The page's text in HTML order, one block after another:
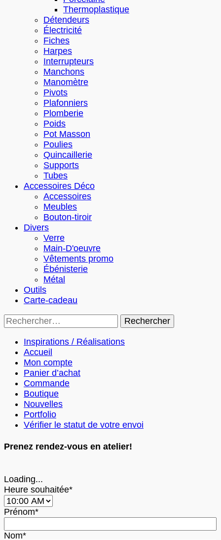
Thermoplastique
Détendeurs
Électricité
Fiches
Harpes
Interrupteurs
Manchons
Manomètre
Pivots
Plafonniers
Plomberie
Poids
Pot Masson
Poulies
Quincaillerie
Supports
Tubes
Accessoires Déco
Accessoires
Meubles
Bouton-tiroir
Divers
Verre
Main-D'oeuvre
Vêtements promo
Ébénisterie
Métal
Outils
Carte-cadeau
Rechercher :
Inspirations / Réalisations
Accueil
Mon compte
Panier d’achat
Commande
Boutique
Nouvelles
Portfolio
Vérifier le statut de votre envoi
Prenez rendez-vous en atelier!
Loading...
Heure souhaitée*
Prénom*
Nom*